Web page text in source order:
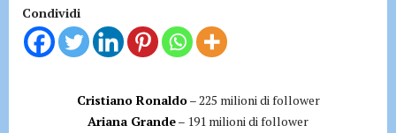
t
o
Condividi
Cristiano Ronaldo– 225 milioni di follower
Ariana Grande– 191 milioni di follower